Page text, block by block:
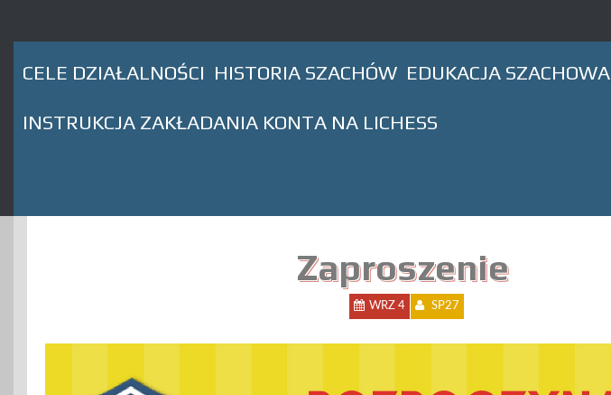
CELE DZIAŁALNOŚCI HISTORIA SZACHÓW EDUKACJA SZACHOWA
INSTRUKCJA ZAKŁADANIA KONTA NA LICHESS
Zaproszenie
WRZ 4 SP27